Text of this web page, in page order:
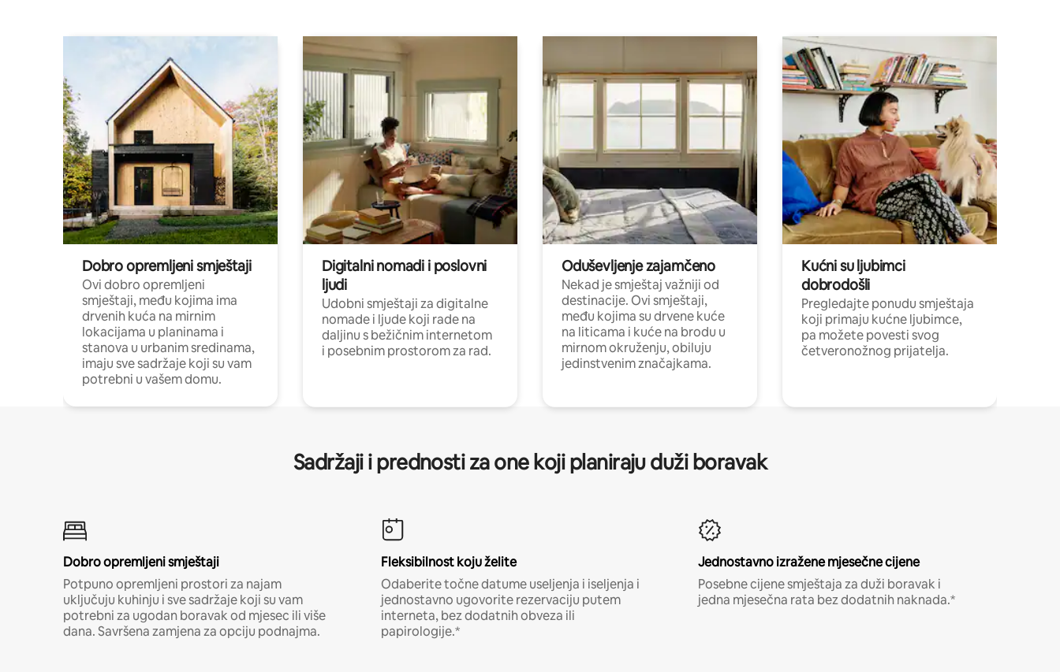
Dobro opremljeni smještaji
Ovi dobro opremljeni
smještaji, među kojima ima
drvenih kuća na mirnim
lokacijama u planinama i
stanova u urbanim sredinama,
imaju sve sadržaje koji su vam
potrebni u vašem domu.
Digitalni nomadi i poslovni
ljudi
Udobni smještaji za digitalne
nomade i ljude koji rade na
daljinu s bežičnim internetom
i posebnim prostorom za rad.
Oduševljenje zajamčeno
Nekad je smještaj važniji od
destinacije. Ovi smještaji,
među kojima su drvene kuće
na liticama i kuće na brodu u
mirnom okruženju, obiluju
jedinstvenim značajkama.
Kućni su ljubimci
dobrodošli
Pregledajte ponudu smještaja
koji primaju kućne ljubimce,
pa možete povesti svog
četveronožnog prijatelja.
Sadržaji i prednosti za one koji planiraju duži boravak
Dobro opremljeni smještaji
Potpuno opremljeni prostori za najam
uključuju kuhinju i sve sadržaje koji su vam
potrebni za ugodan boravak od mjesec ili više
dana. Savršena zamjena za opciju podnajma.
Fleksibilnost koju želite
Odaberite točne datume useljenja i iseljenja i
jednostavno ugovorite rezervaciju putem
interneta, bez dodatnih obveza ili
papirologije.*
Jednostavno izražene mjesečne cijene
Posebne cijene smještaja za duži boravak i
jedna mjesečna rata bez dodatnih naknada.*